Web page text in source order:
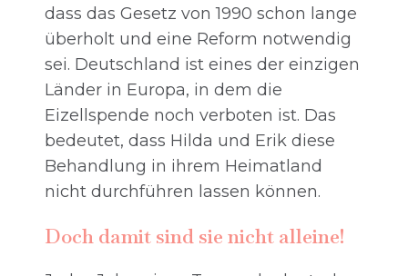
dass das Gesetz von 1990 schon lange
überholt und eine Reform notwendig
sei. Deutschland ist eines der einzigen
Länder in Europa, in dem die
Eizellspende noch verboten ist. Das
bedeutet, dass Hilda und Erik diese
Behandlung in ihrem Heimatland
nicht durchführen lassen können.
Doch damit sind sie nicht alleine!